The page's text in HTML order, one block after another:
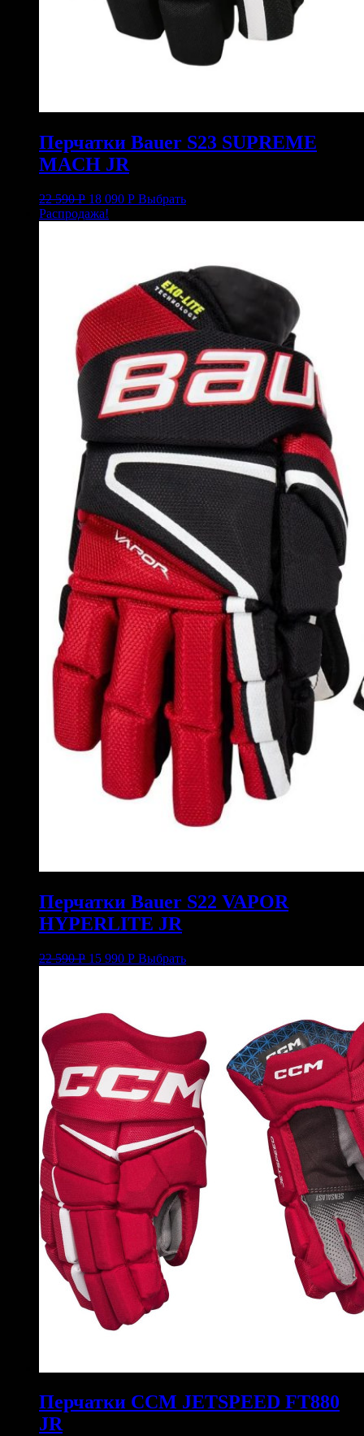
Перчатки Bauer S23 SUPREME
MACH JR
22 590Р 18 090 Р Выбрать
Распродажа!
Перчатки Bauer S22 VAPOR
HYPERLITE JR
22 590Р 15 990 Р Выбрать
Перчатки CCM JETSPEED FT880
JR